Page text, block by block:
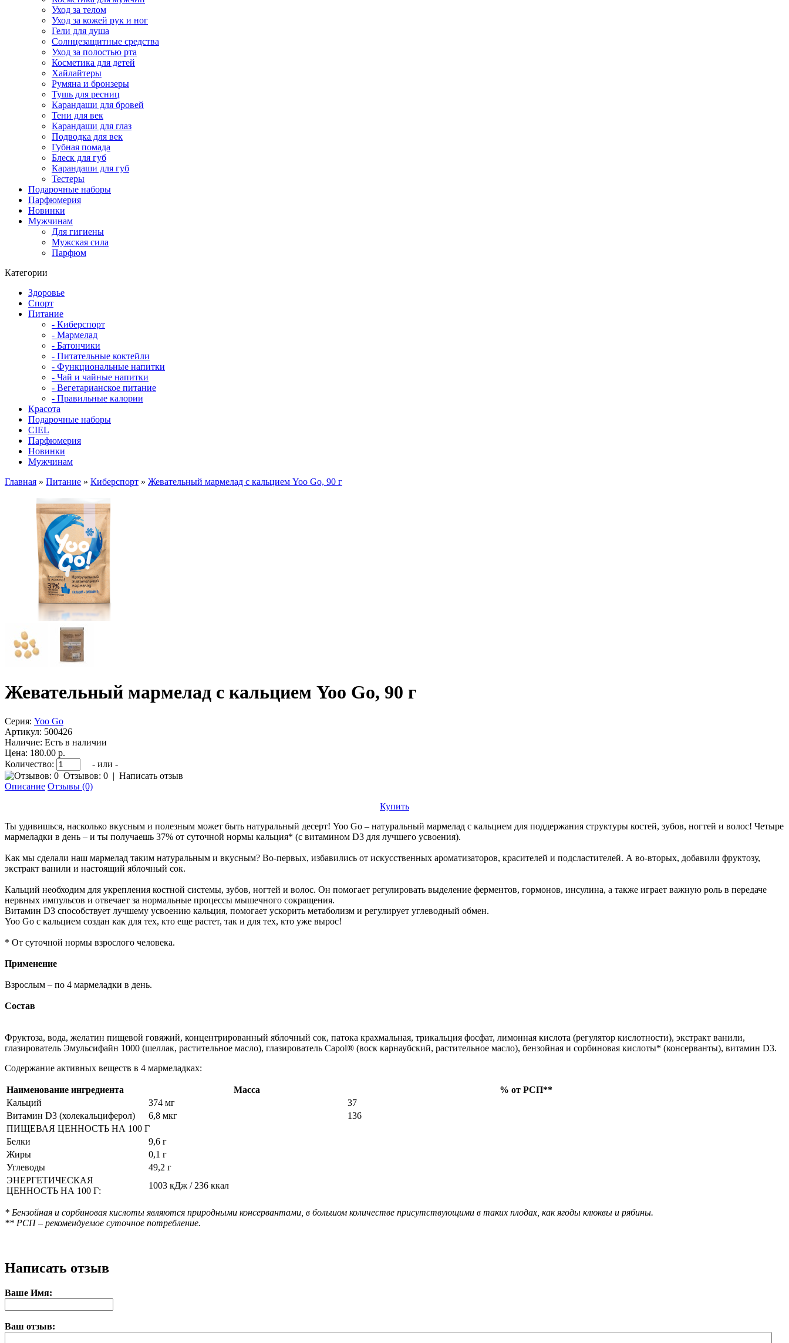
Уход за телом
Уход за кожей рук и ног
Гели для душа
Солнцезащитные средства
Уход за полостью рта
Косметика для детей
Хайлайтеры
Румяна и бронзеры
Тушь для ресниц
Карандаши для бровей
Тени для век
Карандаши для глаз
Подводка для век
Губная помада
Блеск для губ
Карандаши для губ
Тестеры
Подарочные наборы
Парфюмерия
Новинки
Мужчинам
Для гигиены
Мужская сила
Парфюм
Категории
Здоровье
Спорт
Питание
- Киберспорт
- Мармелад
- Батончики
- Питательные коктейли
- Функциональные напитки
- Чай и чайные напитки
- Вегетарианское питание
- Правильные калории
Красота
Подарочные наборы
CIEL
Парфюмерия
Новинки
Мужчинам
Главная » Питание » Киберспорт » Жевательный мармелад с кальцием Yoo Gо, 90 г
Жевательный мармелад с кальцием Yoo Gо, 90 г
Серия: Yoo Gо
Артикул: 500426
Наличие: Есть в наличии
Цена: 180.00 р.
Количество:
- или -
Отзывов: 0 | Написать отзыв
Описание Отзывы (0)
Купить
Ты удивишься, насколько вкусным и полезным может быть натуральный десерт! Yoo Gо – натуральный мармелад с кальцием для поддержания структуры костей, зубов, ногтей и волос! Четыре
мармеладки в день – и ты получаешь 37% от суточной нормы кальция* (с витамином D3 для лучшего усвоения).
Как мы сделали наш мармелад таким натуральным и вкусным? Во-первых, избавились от искусственных ароматизаторов, красителей и подсластителей. А во-вторых, добавили фруктозу,
экстракт ванили и настоящий яблочный сок.
Кальций необходим для укрепления костной системы, зубов, ногтей и волос. Он помогает регулировать выделение ферментов, гормонов, инсулина, а также играет важную роль в передаче
нервных импульсов и отвечает за нормальные процессы мышечного сокращения.
Витамин D3 способствует лучшему усвоению кальция, помогает ускорить метаболизм и регулирует углеводный обмен.
Yoo Go с кальцием создан как для тех, кто еще растет, так и для тех, кто уже вырос!
* От суточной нормы взрослого человека.
Применение
Взрослым – по 4 мармеладки в день.
Состав
Фруктоза, вода, желатин пищевой говяжий, концентрированный яблочный сок, патока крахмальная, трикальция фосфат, лимонная кислота (регулятор кислотности), экстракт ванили,
глазирователь Эмульсифайн 1000 (шеллак, растительное масло), глазирователь Capol® (воск карнаубский, растительное масло), бензойная и сорбиновая кислоты* (консерванты), витамин D3.
Содержание активных веществ в 4 мармеладках:
Наименование ингредиента Масса
% от РСП**
Кальций
374 мг
37
Витамин D3 (холекальциферол)
6,8 мкг
136
ПИЩЕВАЯ ЦЕННОСТЬ НА 100 Г
Белки
9,6 г
Жиры
0,1 г
Углеводы
49,2 г
ЭНЕРГЕТИЧЕСКАЯ
ЦЕННОСТЬ НА 100 Г:
1003 кДж / 236 ккал
* Бензойная и сорбиновая кислоты являются природными консервантами, в большом количестве присутствующими в таких плодах, как ягоды клюквы и рябины.
** РСП – рекомендуемое суточное потребление.
Написать отзыв
Ваше Имя:
Ваш отзыв: